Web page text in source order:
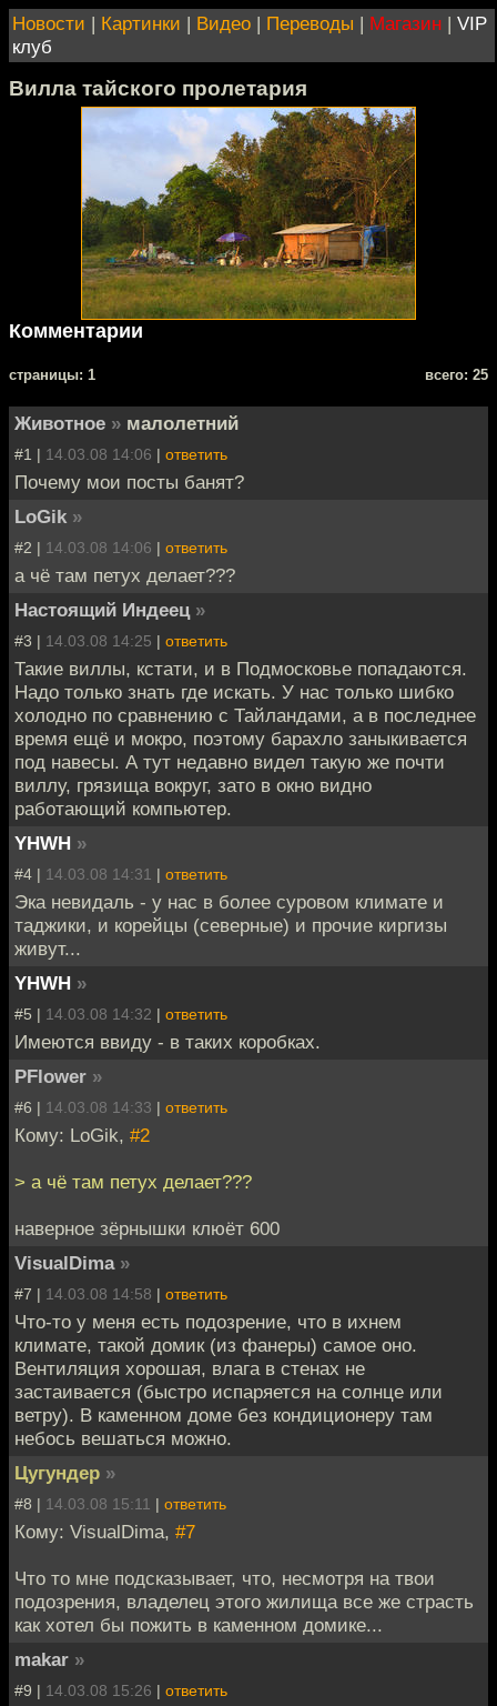
Новости | Картинки | Видео | Переводы | Магазин | VIP
клуб
Вилла тайского пролетария
Комментарии
cтраницы: 1 всего: 25
Животное » малолетний
#1 | 14.03.08 14:06 | ответить
Почему мои посты банят?
LoGik »
#2 | 14.03.08 14:06 | ответить
а чё там петух делает???
Настоящий Индеец »
#3 | 14.03.08 14:25 | ответить
Такие виллы, кстати, и в Подмосковье попадаются.
Надо только знать где искать. У нас только шибко
холодно по сравнению с Тайландами, а в последнее
время ещё и мокро, поэтому барахло заныкивается
под навесы. А тут недавно видел такую же почти
виллу, грязища вокруг, зато в окно видно
работающий компьютер.
YHWH »
#4 | 14.03.08 14:31 | ответить
Эка невидаль - у нас в более суровом климате и
таджики, и корейцы (северные) и прочие киргизы
живут...
YHWH »
#5 | 14.03.08 14:32 | ответить
Имеются ввиду - в таких коробках.
PFlower »
#6 | 14.03.08 14:33 | ответить
Кому: LoGik, #2
> а чё там петух делает???
наверное зёрнышки клюёт 600
VisualDima »
#7 | 14.03.08 14:58 | ответить
Что-то у меня есть подозрение, что в ихнем
климате, такой домик (из фанеры) самое оно.
Вентиляция хорошая, влага в стенах не
застаивается (быстро испаряется на солнце или
ветру). В каменном доме без кондиционеру там
небось вешаться можно.
Цугундер »
#8 | 14.03.08 15:11 | ответить
Кому: VisualDima, #7
Что то мне подсказывает, что, несмотря на твои
подозрения, владелец этого жилища все же страсть
как хотел бы пожить в каменном домике...
makar »
#9 | 14.03.08 15:26 | ответить